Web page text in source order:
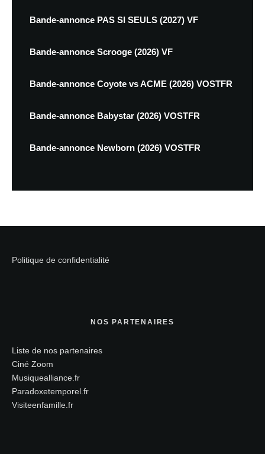
Bande-annonce PAS SI SEULS (2027) VF
Bande-annonce Scrooge (2026) VF
Bande-annonce Coyote vs ACME (2026) VOSTFR
Bande-annonce Babystar (2026) VOSTFR
Bande-annonce Newborn (2026) VOSTFR
Politique de confidentialité
NOS PARTENAIRES
Liste de nos partenaires
Ciné Zoom
Musiquealliance.fr
Paradoxetemporel.fr
Visiteenfamille.fr